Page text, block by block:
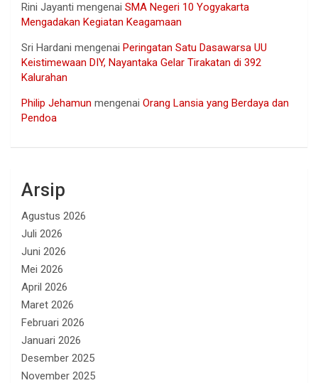
Rini Jayanti mengenai SMA Negeri 10 Yogyakarta
Mengadakan Kegiatan Keagamaan
Sri Hardani mengenai Peringatan Satu Dasawarsa UU
Keistimewaan DIY, Nayantaka Gelar Tirakatan di 392
Kalurahan
Philip Jehamun mengenai Orang Lansia yang Berdaya dan
Pendoa
Arsip
Agustus 2026
Juli 2026
Juni 2026
Mei 2026
April 2026
Maret 2026
Februari 2026
Januari 2026
Desember 2025
November 2025